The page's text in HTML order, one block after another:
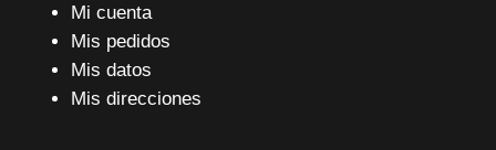
Mi cuenta
Mis pedidos
Mis datos
Mis direcciones